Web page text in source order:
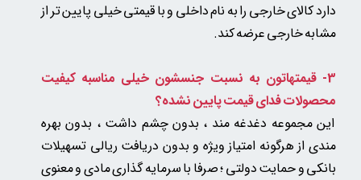
★★★★
دارد کالای خارجی را به نام داخلی و با قیمتی خیلی پایین تر از
مشابه خارجی عرضه کند.
3- قیمتهاتون به نسبت جنسشون خیلی مناسبه
کیفیت
محصولات فدای قیمت پایین نشده؟
این مجموعه دغدغه مند ، بدون چشم داشت ، بدون بهره
مندی از هرگونه امتیاز ویژه و بدون دریافت ریالی تسهیلات
بانکی و حمایت دولتی ؛ صرفا با سرمایه گذاری مادی و معنوی